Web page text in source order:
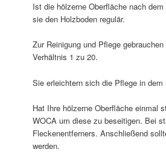
Ist die hölzerne Oberfläche nach
sie den Holzboden regulär.
Zur Reinigung und Pflege
Verhältnis 1 zu 20.
Sie erleichtern sich die Pflege in
Hat Ihre hölzerne Oberfläche einmal
WOCA um diese zu beseitigen. Bei
Fleckenentferners. Anschließend
werden.